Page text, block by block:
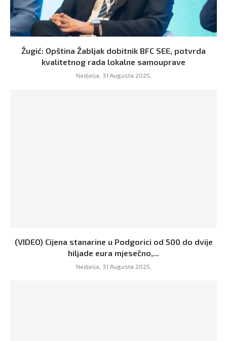
Žugić: Opština Žabljak dobitnik BFC SEE, potvrda
kvalitetnog rada lokalne samouprave
Nedjelja, 31 Augusta 2025,
(VIDEO) Cijena stanarine u Podgorici od 500 do dvije
hiljade eura mjesečno,...
Nedjelja, 31 Augusta 2025,